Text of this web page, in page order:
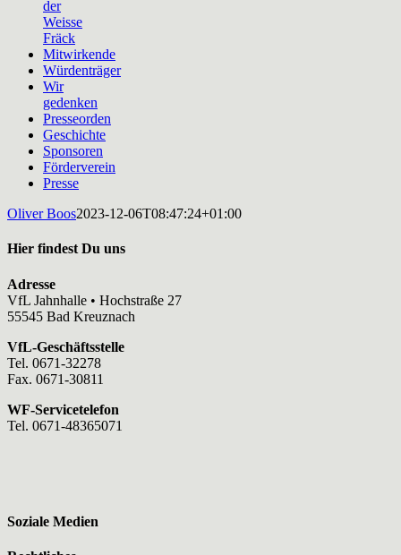
der
Weisse
Fräck
Mitwirkende
Würdenträger
Wir
gedenken
Presseorden
Geschichte
Sponsoren
Förderverein
Presse
Oliver Boos2023-12-06T08:47:24+01:00
Hier findest Du uns
Adresse
VfL Jahnhalle • Hochstraße 27
55545 Bad Kreuznach
VfL-Geschäftsstelle
Tel. 0671-32278
Fax. 0671-30811
WF-Servicetelefon
Tel. 0671-48365071
Soziale Medien